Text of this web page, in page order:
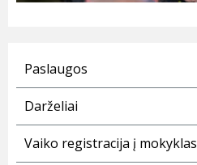
Paslaugos
Darželiai
Vaiko registracija į mokyklas